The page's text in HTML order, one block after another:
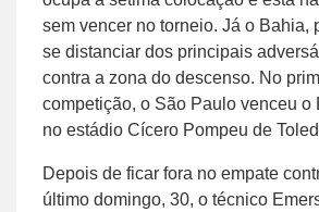
sem vencer no torneio. Já o Bahia,
se distanciar dos principais
contra a zona do descenso. No
competição, o São Paulo venceu o
no estádio Cícero Pompeu de
Depois de ficar fora no empate
último domingo, 30, o técnico